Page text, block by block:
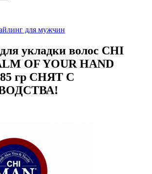
для мужчин
укладки волос CHI
OF YOUR HAND
85 гр СНЯТ С